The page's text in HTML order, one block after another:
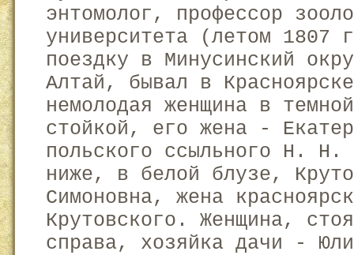
энтомолог, профессор
университета (летом 1807
поездку в Минусинский
Алтай, бывал в
немолодая женщина в
стойкой, его жена -
польского ссыльного Н. Н.
ниже, в белой блузе,
Симоновна, жена
Крутовского. Женщина,
справа, хозяйка дачи -